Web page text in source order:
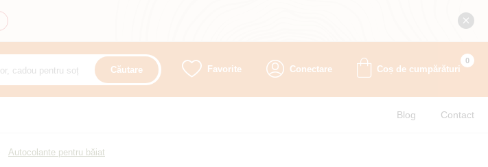
Căutare Favorite Conectare Coș de cumpărături
0
Blog Contact
Autocolante pentru băiat